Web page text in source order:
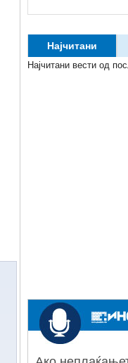
Најчитани
Најчитани вести од